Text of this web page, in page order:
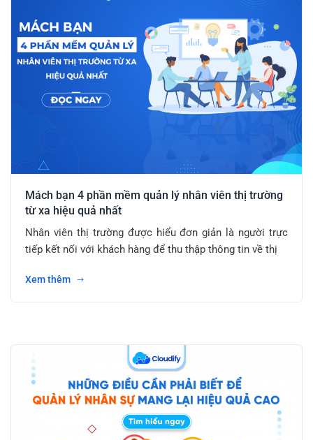
Mách bạn 4 phần mềm quản lý nhân viên thị trường
từ xa hiệu quả nhất
Nhân viên thị trường được hiểu đơn giản là người trực
tiếp kết nối với khách hàng để thu thập thông tin về thị
Xem thêm